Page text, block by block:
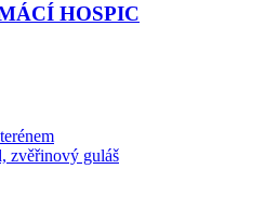
HOSPIC
zvěřinový guláš